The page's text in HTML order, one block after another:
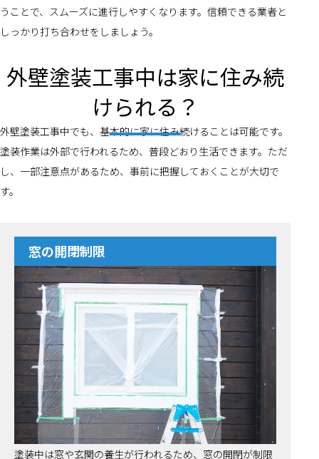
うことで、スムーズに進行しやすくなります。信頼できる業者と
しっかり打ち合わせをしましょう。
外壁塗装工事中は家に住み続
けられる？
外壁塗装工事中でも、基本的に家に住み続けることは可能です。
塗装作業は外部で行われるため、普段どおり生活できます。ただ
し、一部注意点があるため、事前に把握しておくことが大切で
す。
窓の開閉制限
塗装中は窓や玄関の養生が行われるため、窓の開閉が制限